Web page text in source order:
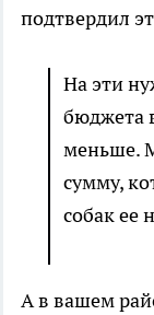
подтвердил
На эти
бюджета
меньше.
сумму,
собак ее
А в вашем